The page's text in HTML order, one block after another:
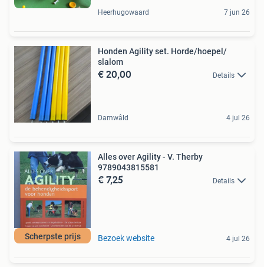
Heerhugowaard 7 jun 26
Honden Agility set. Horde/hoepel/
slalom
€ 20,00 Details
Damwâld 4 jul 26
Scherpste prijs
Alles over Agility - V. Therby
9789043815581
€ 7,25 Details
Bezoek website 4 jul 26